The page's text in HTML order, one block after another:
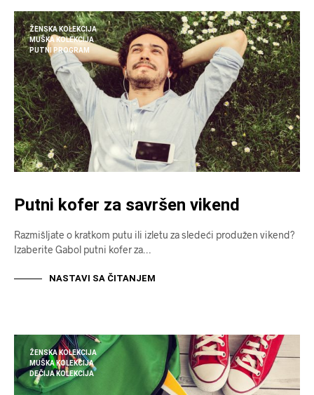
ŽENSKA KOLEKCIJA
MUŠKA KOLEKCIJA
PUTNI PROGRAM
Putni kofer za savršen vikend
Razmišljate o kratkom putu ili izletu za sledeći produžen vikend?
Izaberite Gabol putni kofer za…
NASTAVI SA ČITANJEM
ŽENSKA KOLEKCIJA
MUŠKA KOLEKCIJA
DEČIJA KOLEKCIJA